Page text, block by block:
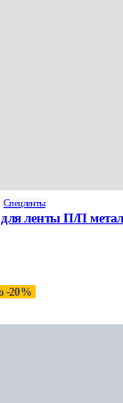
Спецленты
ленты П/П
-20%